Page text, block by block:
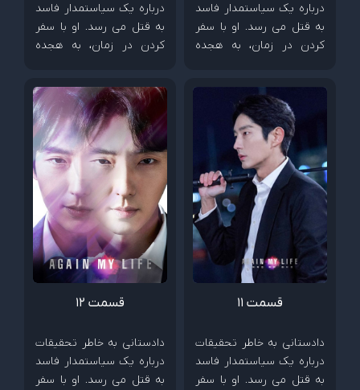
درباره یک سیاستمدار فاسد
به قتل می رسد. او با سفر
کردن در زمان، به هجده
درباره یک سیاستمدار فاسد
به قتل می رسد. او با سفر
کردن در زمان، به هجده
شود.
قسمت 11
دادستانی به خاطر تحقیقات
درباره یک سیاستمدار فاسد
به قتل می رسد. او با سفر
قسمت 12
دادستانی به خاطر تحقیقات
درباره یک سیاستمدار فاسد
به قتل می رسد. او با سفر